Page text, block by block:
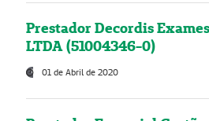
Prestador Decordis
LTDA (51004346-0)
01 de Abril de 2020